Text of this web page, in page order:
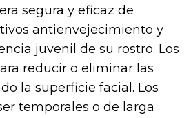
segura y eficaz de
antienvejecimiento y
juvenil de su rostro. Los
reducir o eliminar las
la superficie facial. Los
temporales o de larga